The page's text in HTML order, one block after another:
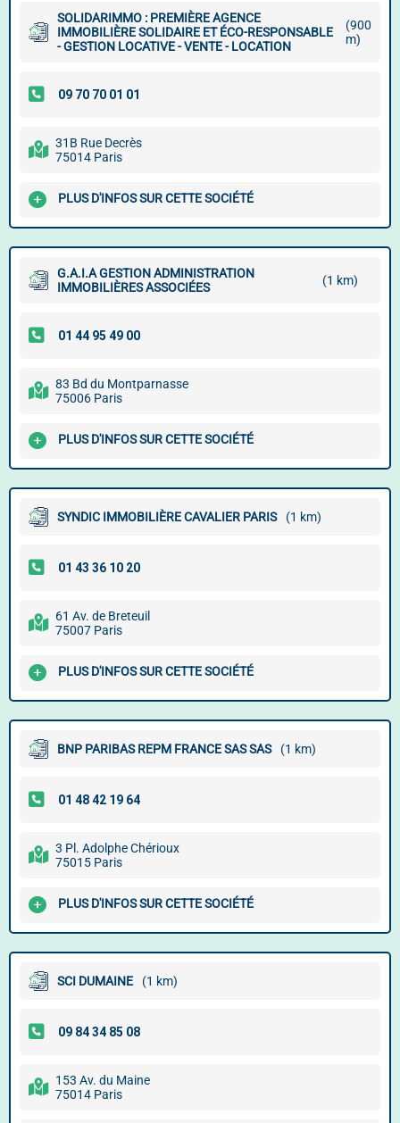
SOLIDARIMMO : PREMIÈRE AGENCE
IMMOBILIÈRE SOLIDAIRE ET ÉCO-RESPONSABLE
- GESTION LOCATIVE - VENTE - LOCATION
(900
m)
31B Rue Decrès
75014 Paris
PLUS D'INFOS SUR CETTE SOCIÉTÉ
G.A.I.A GESTION ADMINISTRATION
IMMOBILIÈRES ASSOCIÉES
(1 km)
83 Bd du Montparnasse
75006 Paris
PLUS D'INFOS SUR CETTE SOCIÉTÉ
SYNDIC IMMOBILIÈRE CAVALIER PARIS (1 km)
61 Av. de Breteuil
75007 Paris
PLUS D'INFOS SUR CETTE SOCIÉTÉ
BNP PARIBAS REPM FRANCE SAS SAS (1 km)
3 Pl. Adolphe Chérioux
75015 Paris
PLUS D'INFOS SUR CETTE SOCIÉTÉ
SCI DUMAINE (1 km)
153 Av. du Maine
75014 Paris